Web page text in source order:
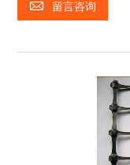
留言咨询